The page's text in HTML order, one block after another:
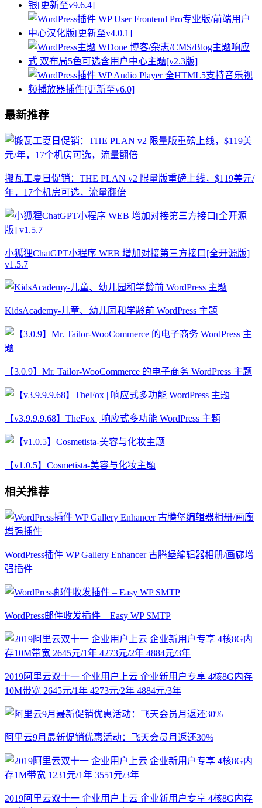
最新推荐
搬瓦工夏日促销：THE PLAN v2 限量版重磅上线，$119美元/
年，17个机房可选，流量翻倍
小狐狸ChatGPT小程序 WEB 增加对接第三方接口[全开源版]
v1.5.7
KidsAcademy-儿童、幼儿园和学龄前 WordPress 主题
【3.0.9】Mr. Tailor-WooCommerce 的电子商务 WordPress 主题
【v3.9.9.9.68】TheFox | 响应式多功能 WordPress 主题
【v1.0.5】Cosmetista-美容与化妆主题
相关推荐
WordPress插件 WP Gallery Enhancer 古腾堡编辑器相册/画廊增
强插件
WordPress邮件收发插件 – Easy WP SMTP
2019阿里云双十一 企业用户上云 企业新用户专享 4核8G内存
10M带宽 2645元/1年 4273元/2年 4884元/3年
阿里云9月最新促销优惠活动：飞天会员月返还30%
2019阿里云双十一 企业用户上云 企业新用户专享 4核8G内存